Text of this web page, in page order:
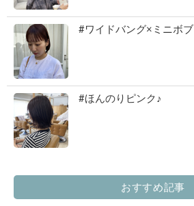
#ワイドバング×ミニボブ
#ほんのりピンク♪
おすすめ記事